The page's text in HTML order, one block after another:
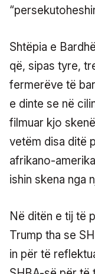
Shtëpia e
që, sipas tyre,
fermerëve të
e dinte se në
filmuar kjo
vetëm disa ditë
afrikano-
ishin skena nga
Në ditën e tij të
Trump tha se
in për të